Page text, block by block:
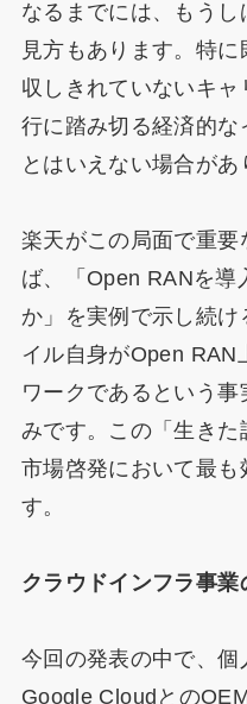
なるまでには、もうし
見方もあります。特
収しきれていないキ
行に踏み切る経済的
とはいえない場合があ
楽天がこの局面で重
ば、「Open RANを導
か」を実例で示し続
イル自身がOpen RAN
ワークであるという
みです。この「生きた
市場啓発において最も
す。
クラウドインフラ事
今回の発表の中で、
Google Cloudとの